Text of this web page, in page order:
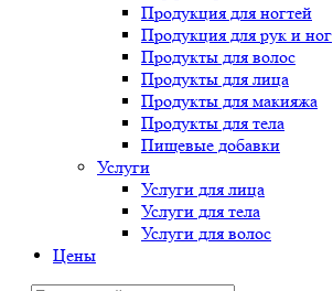
Продукция для ногтей
Продукция для рук и ног
Продукты для волос
Продукты для лица
Продукты для макияжа
Продукты для тела
Пищевые добавки
Услуги
Услуги для лица
Услуги для тела
Услуги для волос
Цены